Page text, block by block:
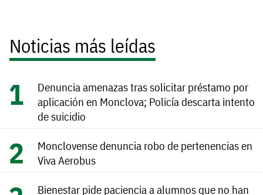
Noticias más leídas
Denuncia amenazas tras solicitar préstamo por
aplicación en Monclova; Policía descarta intento
de suicidio
Monclovense denuncia robo de pertenencias en
Viva Aerobus
Bienestar pide paciencia a alumnos que no han